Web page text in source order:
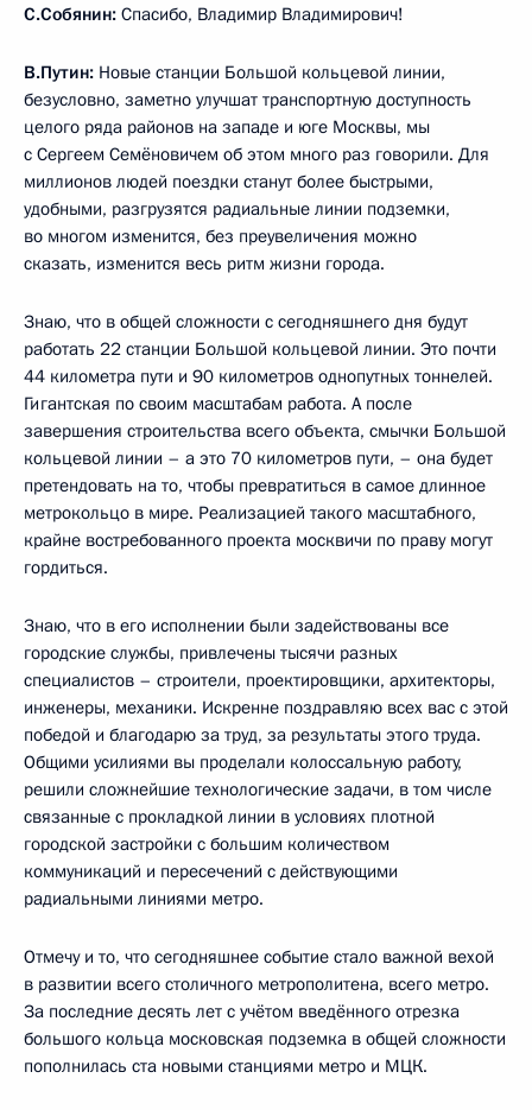
С.Собянин: Спасибо, Владимир Владимирович!
В.Путин: Новые станции Большой кольцевой линии,
безусловно, заметно улучшат транспортную доступность
целого ряда районов на западе и юге Москвы, мы
с Сергеем Семёновичем об этом много раз говорили. Для
миллионов людей поездки станут более быстрыми,
удобными, разгрузятся радиальные линии подземки,
во многом изменится, без преувеличения можно
сказать, изменится весь ритм жизни города.
Знаю, что в общей сложности с сегодняшнего дня будут
работать 22 станции Большой кольцевой линии. Это почти
44 километра пути и 90 километров однопутных тоннелей.
Гигантская по своим масштабам работа. А после
завершения строительства всего объекта, смычки Большой
кольцевой линии – а это 70 километров пути, – она будет
претендовать на то, чтобы превратиться в самое длинное
метрокольцо в мире. Реализацией такого масштабного,
крайне востребованного проекта москвичи по праву могут
гордиться.
Знаю, что в его исполнении были задействованы все
городские службы, привлечены тысячи разных
специалистов – строители, проектировщики, архитекторы,
инженеры, механики. Искренне поздравляю всех вас с этой
победой и благодарю за труд, за результаты этого труда.
Общими усилиями вы проделали колоссальную работу,
решили сложнейшие технологические задачи, в том числе
связанные с прокладкой линии в условиях плотной
городской застройки с большим количеством
коммуникаций и пересечений с действующими
радиальными линиями метро.
Отмечу и то, что сегодняшнее событие стало важной вехой
в развитии всего столичного метрополитена, всего метро.
За последние десять лет с учётом введённого отрезка
большого кольца московская подземка в общей сложности
пополнилась ста новыми станциями метро и МЦК.